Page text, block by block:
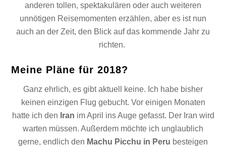
anderen tollen, spektakulären oder auch weiteren
unnötigen Reisemomenten erzählen, aber es ist nun
auch an der Zeit, den Blick auf das kommende Jahr zu
richten.
Meine Pläne für 2018?
Ganz ehrlich, es gibt aktuell keine. Ich habe bisher
keinen einzigen Flug gebucht. Vor einigen Monaten
hatte ich den Iran im April ins Auge gefasst. Der Iran wird
warten müssen. Außerdem möchte ich unglaublich
gerne, endlich den Machu Picchu in Peru besteigen